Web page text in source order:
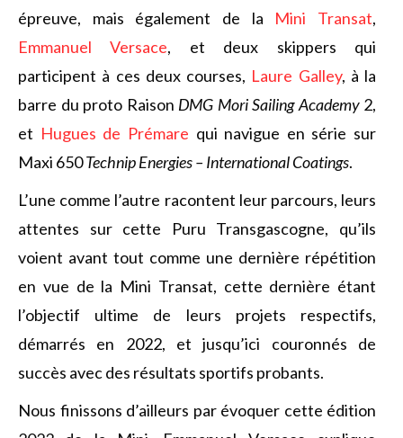
épreuve, mais également de la Mini Transat,
Emmanuel Versace, et deux skippers qui
participent à ces deux courses, Laure Galley, à la
barre du proto Raison DMG Mori Sailing Academy 2,
et Hugues de Prémare qui navigue en série sur
Maxi 650Technip Energies – International Coatings.
L’une comme l’autre racontent leur parcours, leurs
attentes sur cette Puru Transgascogne, qu’ils
voient avant tout comme une dernière répétition
en vue de la Mini Transat, cette dernière étant
l’objectif ultime de leurs projets respectifs,
démarrés en 2022, et jusqu’ici couronnés de
succès avec des résultats sportifs probants.
Nous finissons d’ailleurs par évoquer cette édition